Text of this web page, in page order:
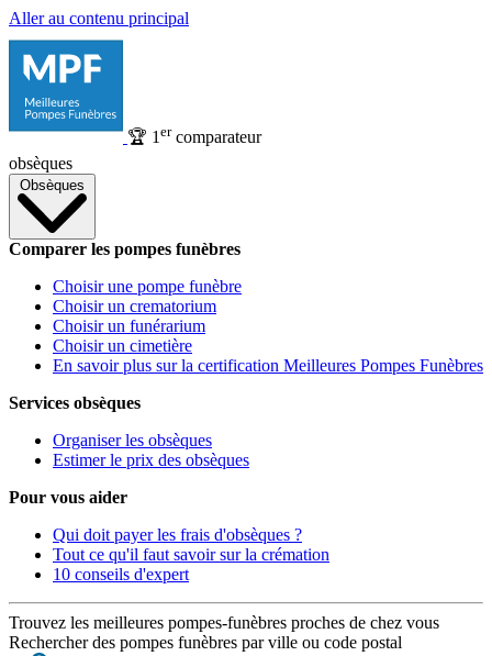
Aller au contenu principal
🏆 1 ercomparateur
obsèques
Obsèques
Comparer les pompes funèbres
Choisir une pompe funèbre
Choisir un crematorium
Choisir un funérarium
Choisir un cimetière
En savoir plus sur la certification Meilleures Pompes Funèbres
Services obsèques
Organiser les obsèques
Estimer le prix des obsèques
Pour vous aider
Qui doit payer les frais d'obsèques ?
Tout ce qu'il faut savoir sur la crémation
10 conseils d'expert
Trouvez les meilleures pompes-funèbres proches de chez vous
Rechercher des pompes funèbres par ville ou code postal